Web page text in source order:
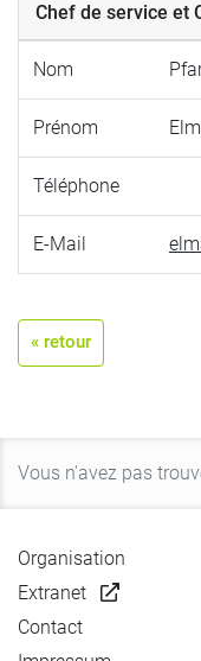
Chef de service et
Nom
Prénom
Téléphone
E-Mail
« retour
Organisation
Extranet
Contact